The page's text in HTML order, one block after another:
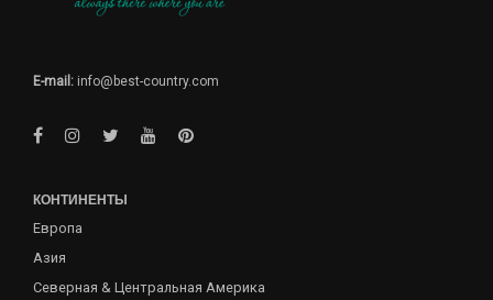
E-mail: info@best-country.com
КОНТИНЕНТЫ
Европа
Азия
Северная & Центральная Америка